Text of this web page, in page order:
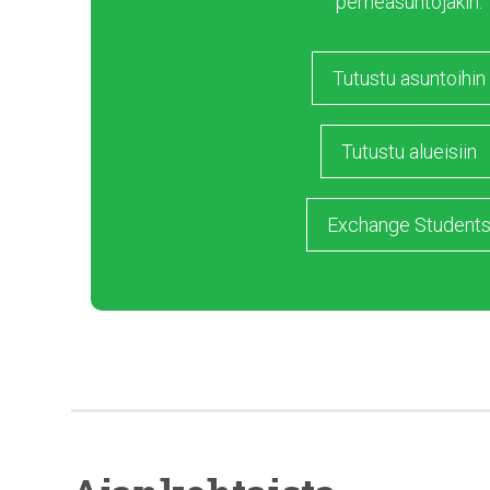
Tutustu asuntoihin
Tutustu alueisiin
Exchange Students